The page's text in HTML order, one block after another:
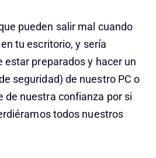
pueden salir mal cuando
tu escritorio, y sería
preparados y hacer un
seguridad) de nuestro PC o
de nuestra confianza por si
todos nuestros